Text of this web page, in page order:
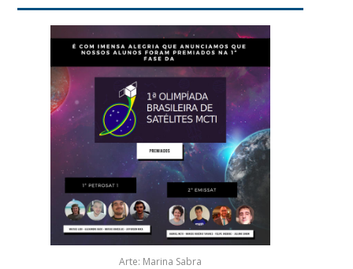
Arte: Marina Sabra